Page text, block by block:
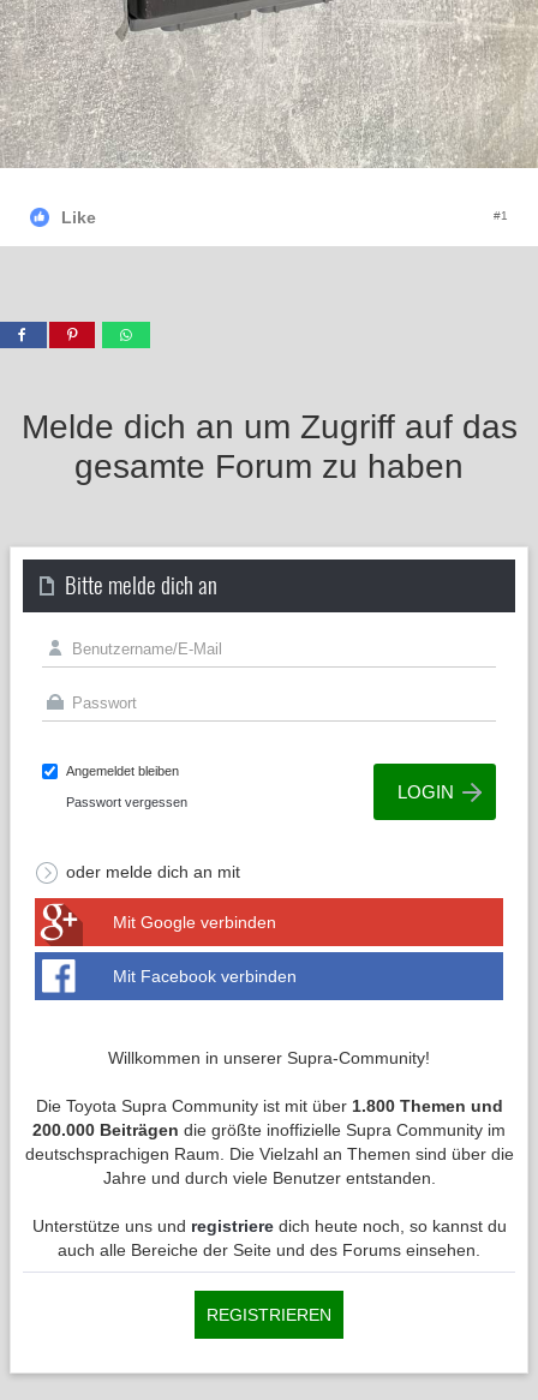
Like #1
Melde dich an um Zugriff auf das
gesamte Forum zu haben
Bitte melde dich an
Angemeldet bleiben
Passwort vergessen
oder melde dich an mit
Mit Google verbinden
Mit Facebook verbinden
Willkommen in unserer Supra-Community!
Die Toyota Supra Community ist mit über 1.800 Themen und
200.000 Beiträgen die größte inoffizielle Supra Community im
deutschsprachigen Raum. Die Vielzahl an Themen sind über die
Jahre und durch viele Benutzer entstanden.
Unterstütze uns und registrieredich heute noch, so kannst du
auch alle Bereiche der Seite und des Forums einsehen.
REGISTRIEREN